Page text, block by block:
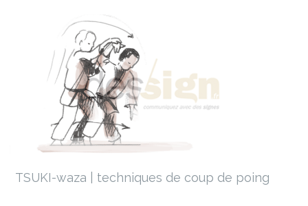
TSUKI-waza | techniques de coup de poing